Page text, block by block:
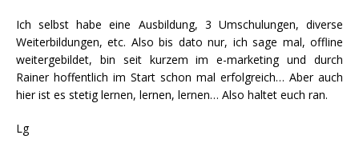
Ich selbst habe eine Ausbildung, 3 Umschulungen, diverse
Weiterbildungen, etc. Also bis dato nur, ich sage mal, offline
weitergebildet, bin seit kurzem im e-marketing und durch
Rainer hoffentlich im Start schon mal erfolgreich… Aber auch
hier ist es stetig lernen, lernen, lernen… Also haltet euch ran.
Lg